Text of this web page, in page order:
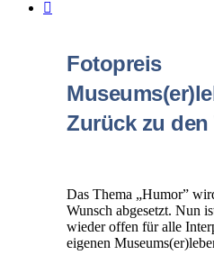
Fotopreis
Zurück zu den
Das Thema „Humor”
Wunsch abgesetzt. Nun
wieder offen für alle
eigenen